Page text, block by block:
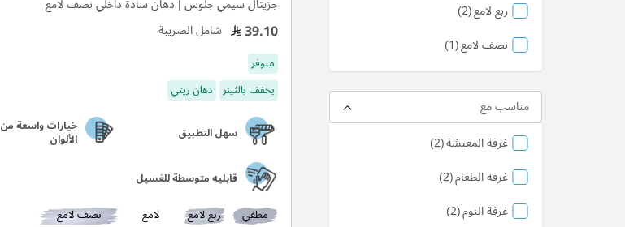
39.10 شامل الضريبة
متوفر
يخفف بالثينر دهان زيتي
سهل التطبيق خيارات واسعة من
الألوان
قابليه متوسطة للغسيل
مطفي ربع لامع لامع نصف لامع
ربع لامع 2منتج
نصف لامع 1منتج
مناسب مع
غرفة المعيشة 2منتج
غرفة الطعام 2منتج
غرفة النوم 2منتج